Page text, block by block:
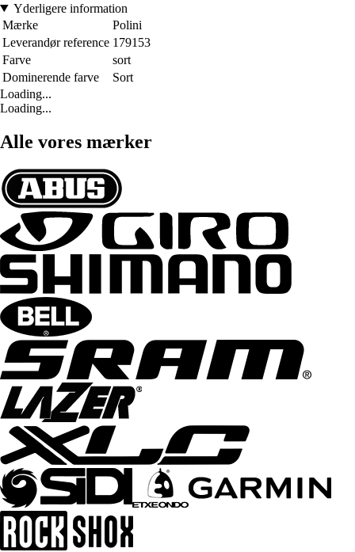
Yderligere information
Mærke
Polini
Leverandør reference 179153
Farve
sort
Dominerende farve
Sort
Loading...
Loading...
Alle vores mærker